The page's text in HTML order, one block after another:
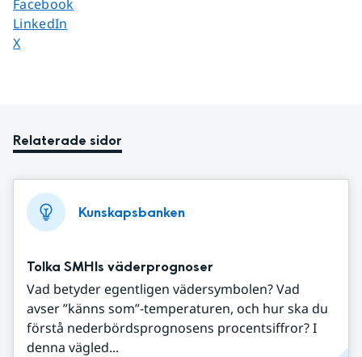
Facebook
Dela sidan på
LinkedIn
Dela sidan på
X
Relaterade sidor
Kunskapsbanken
Tolka SMHIs väderprognoser
Vad betyder egentligen vädersymbolen? Vad
avser ”känns som”-temperaturen, och hur ska du
förstå nederbördsprognosens procentsiffror? I
denna vägled...